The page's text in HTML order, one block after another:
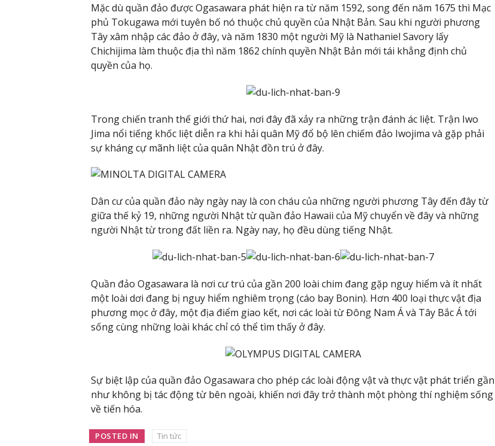
Mặc dù quần đảo được Ogasawara phát hiện ra từ năm 1592, song đến năm 1675 thì Mạc
phủ Tokugawa mới tuyên bố nó thuộc chủ quyền của Nhật Bản. Sau khi người phương
Tây xâm nhập các đảo ở đây, và năm 1830 một người Mỹ là Nathaniel Savory lấy
Chichijima làm thuộc địa thì năm 1862 chính quyền Nhật Bản mới tái khẳng định chủ
quyền của họ.
Trong chiến tranh thế giới thứ hai, nơi đây đã xảy ra những trận đánh ác liệt. Trận Iwo
Jima nổi tiếng khốc liệt diễn ra khi hải quân Mỹ đổ bộ lên chiếm đảo Iwojima và gặp phải
sự kháng cự mãnh liệt của quân Nhật đồn trú ở đây.
Dân cư của quần đảo này ngày nay là con cháu của những người phương Tây đến đây từ
giữa thế kỷ 19, những người Nhật từ quần đảo Hawaii của Mỹ chuyển về đây và những
người Nhật từ trong đất liền ra. Ngày nay, họ đều dùng tiếng Nhật.
Quần đảo Ogasawara là nơi cư trú của gần 200 loài chim đang gặp nguy hiểm và ít nhất
một loài dơi đang bị nguy hiểm nghiêm trọng (cáo bay Bonin). Hơn 400 loại thực vật địa
phương mọc ở đây, một địa điểm giao kết, nơi các loài từ Đông Nam Á và Tây Bắc Á tới
sống cùng những loài khác chỉ có thể tìm thấy ở đây.
Sự biệt lập của quần đảo Ogasawara cho phép các loài động vật và thực vật phát triển gần
như không bị tác động từ bên ngoài, khiến nơi đây trở thành một phòng thí nghiệm sống
về tiến hóa.
POSTED IN Tin tức